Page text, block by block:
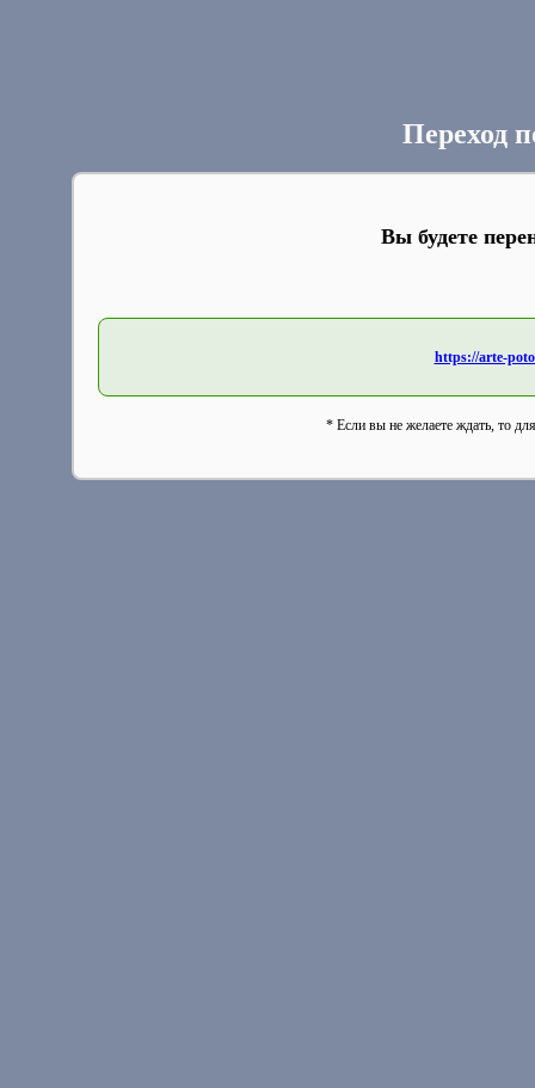
Переход
Вы будете
https://arte-
* Если вы не желаете ждать, то